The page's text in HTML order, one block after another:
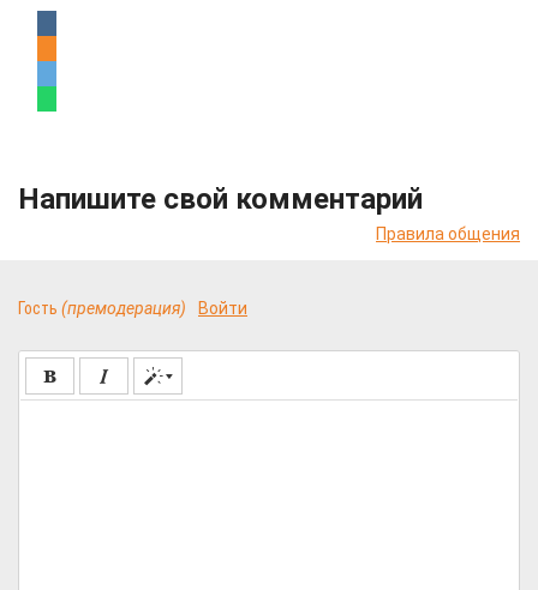
Напишите свой комментарий
Правила общения
Гость (премодерация) Войти